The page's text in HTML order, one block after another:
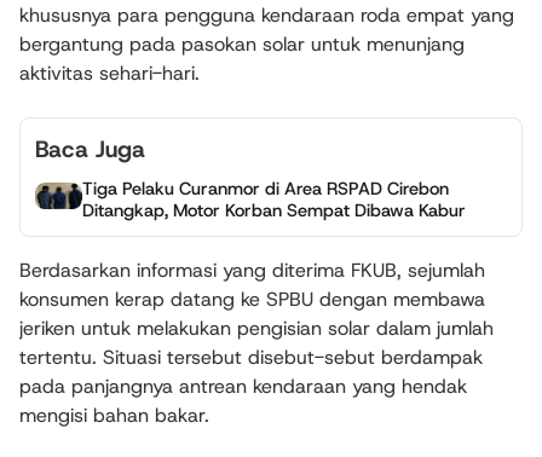
khususnya para pengguna kendaraan roda empat yang
bergantung pada pasokan solar untuk menunjang
aktivitas sehari-hari.
Baca Juga
Tiga Pelaku Curanmor di Area RSPAD Cirebon
Ditangkap, Motor Korban Sempat Dibawa Kabur
Berdasarkan informasi yang diterima FKUB, sejumlah
konsumen kerap datang ke SPBU dengan membawa
jeriken untuk melakukan pengisian solar dalam jumlah
tertentu. Situasi tersebut disebut-sebut berdampak
pada panjangnya antrean kendaraan yang hendak
mengisi bahan bakar.